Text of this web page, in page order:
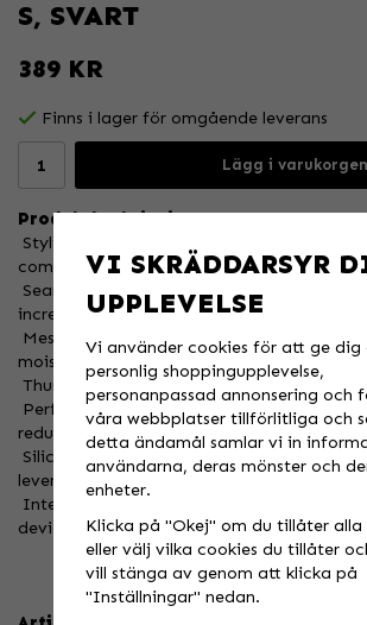
S, SVART
389 KR
Finns i lager för omgående leverans
Lägg i varukorgen
Produktbeskrivning:
 Stylish embossed slip-on cuff for
comfort
 Seamless mesh top hand improves fit over
increases airflow
 Mesh finger gussets enhance mobility and
moisture
 Thumb overlay aids in reducing blisters
 Perforated single-layer Clarino palm
reducing bunching
 Silicone printed palm and finger graphics
lever traction
 Integrated tech-thread keeps you
devices
VI SKRÄDDARSYR
UPPLEVELSE
Vi använder cookies för att ge dig
personlig shoppingupplevelse,
personanpassad annonsering och
våra webbplatser tillförlitliga och
detta ändamål samlar vi in
användarna, deras mönster och
enheter.
Klicka på "Okej" om du tillåter alla
eller välj vilka cookies du tillåter
vill stänga av genom att klicka på
"Inställningar" nedan.